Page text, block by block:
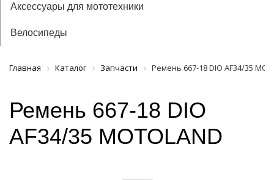
Аксессуары для мототехники
Велосипеды
Главная Каталог Запчасти Ремень 667-18 DIO AF34/35
Ремень 667-18 DIO
AF34/35 MOTOLAND